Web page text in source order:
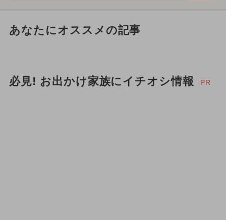
あなたにオススメの記事
必見! お出かけ家族にイチオシ情報 PR